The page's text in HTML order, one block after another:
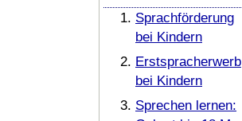
Sprachförderung
bei Kindern
Erstspracherwerb
bei Kindern
Sprechen lernen: